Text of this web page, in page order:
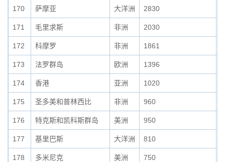
170 萨摩亚 大洋洲 2830
171 毛里求斯 非洲 2030
172 科摩罗 非洲 1861
173 法罗群岛 欧洲 1396
174 香港 亚洲 1020
175 圣多美和普林西比 非洲 960
176 特克斯和凯科斯群岛 美洲 950
177 基里巴斯 大洋洲 810
178 多米尼克 美洲 750